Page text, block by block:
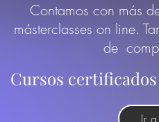
Contamos con más
másterclasses on line.
de
Cursos
Ir